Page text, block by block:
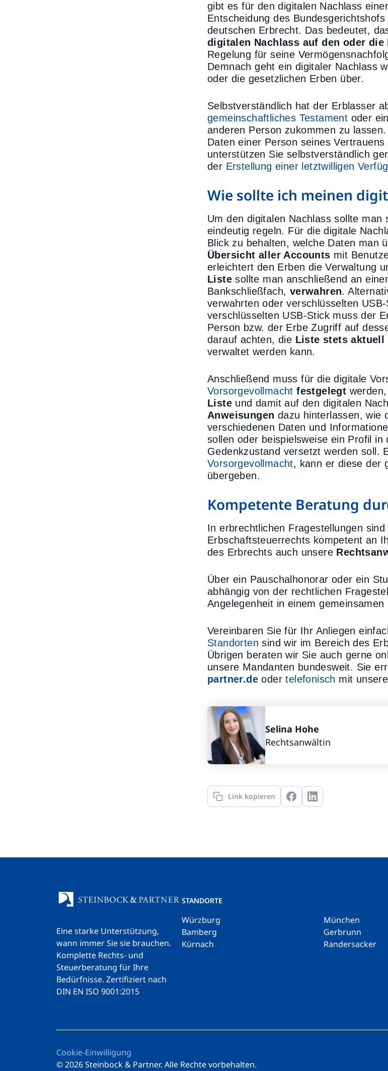
gibt es für den digitalen Nachlass
Entscheidung des
deutschen Erbrecht. Das bedeutet,
digitalen Nachlass auf den oder die
Regelung für seine
Demnach geht ein digitaler Nachlass
oder die gesetzlichen Erben über.
Selbstverständlich hat der Erblasser
gemeinschaftliches Testament oder
anderen Person zukommen zu
Daten einer Person seines Vertrauens
unterstützen Sie selbstverständlich
der Erstellung einer letztwilligen
Wie sollte ich meinen
Um den digitalen Nachlass sollte
eindeutig regeln. Für die digitale
Blick zu behalten, welche Daten man
Übersicht aller Accounts mit
erleichtert den Erben die Verwaltung
Liste sollte man anschließend an
Bankschließfach, verwahren.
verwahrten oder verschlüsselten
verschlüsselten USB-Stick muss der
Person bzw. der Erbe Zugriff auf
darauf achten, die Liste stets aktuell
verwaltet werden kann.
Anschließend muss für die digitale
Vorsorgevollmacht festgelegt werden,
Liste und damit auf den digitalen
Anweisungen dazu hinterlassen, wie
verschiedenen Daten und
sollen oder beispielsweise ein Profil
Gedenkzustand versetzt werden soll.
Vorsorgevollmacht, kann er diese der
übergeben.
Kompetente Beratung
In erbrechtlichen Fragestellungen
Erbschaftsteuerrechts kompetent an
des Erbrechts auch unsere
Über ein Pauschalhonorar oder ein
abhängig von der rechtlichen
Angelegenheit in einem
Vereinbaren Sie für Ihr Anliegen
Standorten sind wir im Bereich des
Übrigen beraten wir Sie auch gerne
unsere Mandanten bundesweit. Sie
partner.de odertelefonisch mit
Selina Hohe
Rechtsanwältin
Link kopieren
Eine starke Unterstützung,
wann immer Sie sie brauchen.
Komplette Rechts- und
Steuerberatung für Ihre
Bedürfnisse. Zertifiziert nach
DIN EN ISO 9001:2015
STANDORTE
Würzburg München
Bamberg
Gerbrunn
Kürnach
Randersacker
© 2026 Steinbock & Partner. Alle Rechte vorbehalten.
Cookie-Einwilligung